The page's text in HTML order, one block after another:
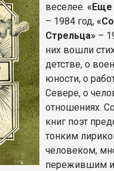
веселее. «Еще
– 1984 год,
Стрельца» –
них вошли
детстве, о
юности, о
Севере, о
отношениях.
книг поэт
тонким
человеком,
пережившим и